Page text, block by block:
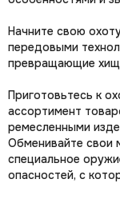
Начните свою
передовыми
превращающие
Приготовьтесь к
ассортимент
ремесленными
Обменивайте свои
специальное
опасностей, с